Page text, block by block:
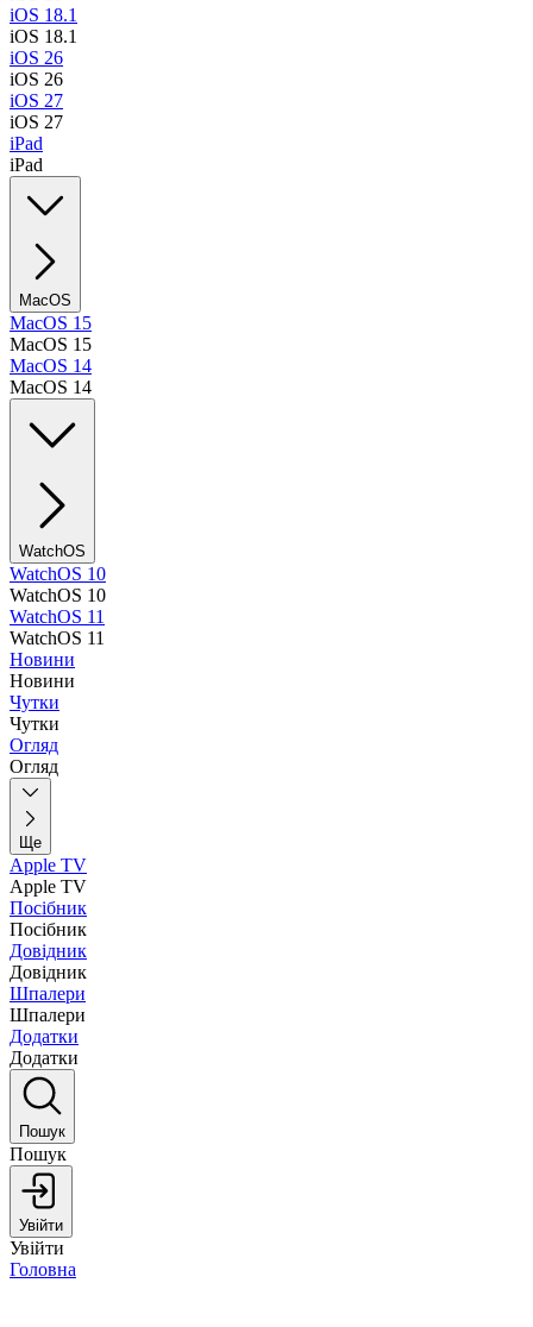
iOS 18.1
iOS 18.1
iOS 26
iOS 26
iOS 27
iOS 27
iPad
iPad
MacOS
MacOS 15
MacOS 15
MacOS 14
MacOS 14
WatchOS
WatchOS 10
WatchOS 10
WatchOS 11
WatchOS 11
Новини
Новини
Чутки
Чутки
Огляд
Огляд
Ще
Apple TV
Apple TV
Посібник
Посібник
Довідник
Довідник
Шпалери
Шпалери
Додатки
Додатки
Пошук
Пошук
Увійти
Увійти
Головна